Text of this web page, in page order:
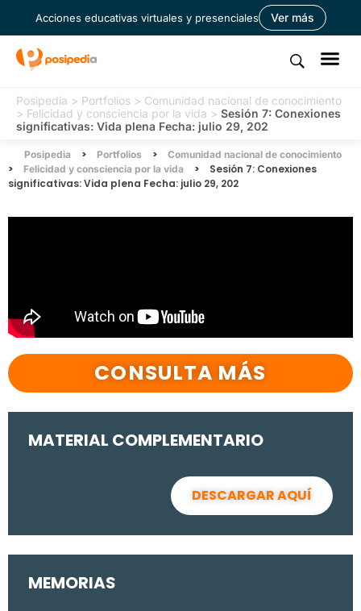
Acciones educativas virtuales y presenciales Ver más
Posipedia > Portfolios > Comunidad nacional de conocimiento
> Felicidad y consciencia por la vida > Sesión 7: Conexiones
significativas: Vida plena Fecha: julio 29, 202
Posipedia > Portfolios > Comunidad nacional de conocimiento
> Felicidad y consciencia por la vida >
Sesión 7: Conexiones
significativas: Vida plena Fecha: julio 29, 202
CONSULTA MÁS
MATERIAL COMPLEMENTARIO
DESCARGAR AQUÍ
MEMORIAS